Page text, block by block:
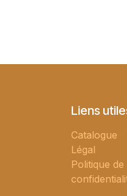
Liens
Catalogue
Légal
Politique de